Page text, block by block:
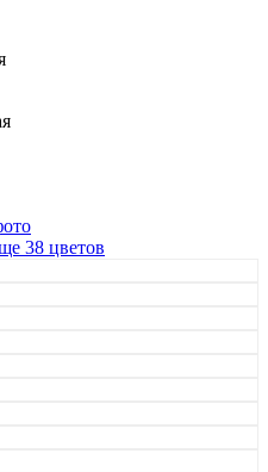
38 цветов